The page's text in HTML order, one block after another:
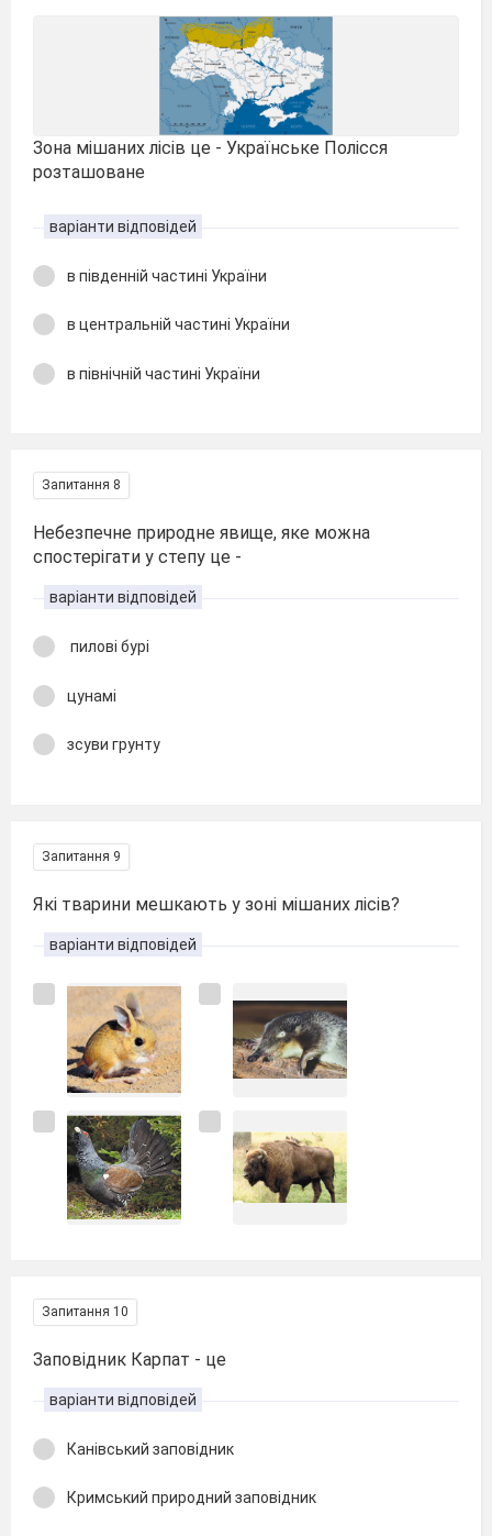
Зона мішаних лісів це - Українське Полісся
розташоване
варіанти відповідей
в південній частині України
в центральній частині України
в північній частині України
Запитання 8
Небезпечне природне явище, яке можна
спостерігати у степу це -
варіанти відповідей
пилові бурі
цунамі
зсуви грунту
Запитання 9
Які тварини мешкають у зоні мішаних лісів?
варіанти відповідей
Запитання 10
Заповідник Карпат - це
варіанти відповідей
Канівський заповідник
Кримський природний заповідник